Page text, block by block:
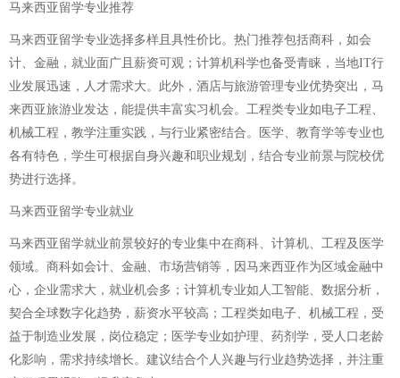
马来西亚留学专业推荐
马来西亚留学专业选择多样且具性价比。热门推荐包括商科，如会
计、金融，就业面广且薪资可观；计算机科学也备受青睐，当地IT行
业发展迅速，人才需求大。此外，酒店与旅游管理专业优势突出，马
来西亚旅游业发达，能提供丰富实习机会。工程类专业如电子工程、
机械工程，教学注重实践，与行业紧密结合。医学、教育学等专业也
各有特色，学生可根据自身兴趣和职业规划，结合专业前景与院校优
势进行选择。
马来西亚留学专业就业
马来西亚留学就业前景较好的专业集中在商科、计算机、工程及医学
领域。商科如会计、金融、市场营销等，因马来西亚作为区域金融中
心，企业需求大，就业机会多；计算机专业如人工智能、数据分析，
契合全球数字化趋势，薪资水平较高；工程类如电子、机械工程，受
益于制造业发展，岗位稳定；医学专业如护理、药剂学，受人口老龄
化影响，需求持续增长。建议结合个人兴趣与行业趋势选择，并注重